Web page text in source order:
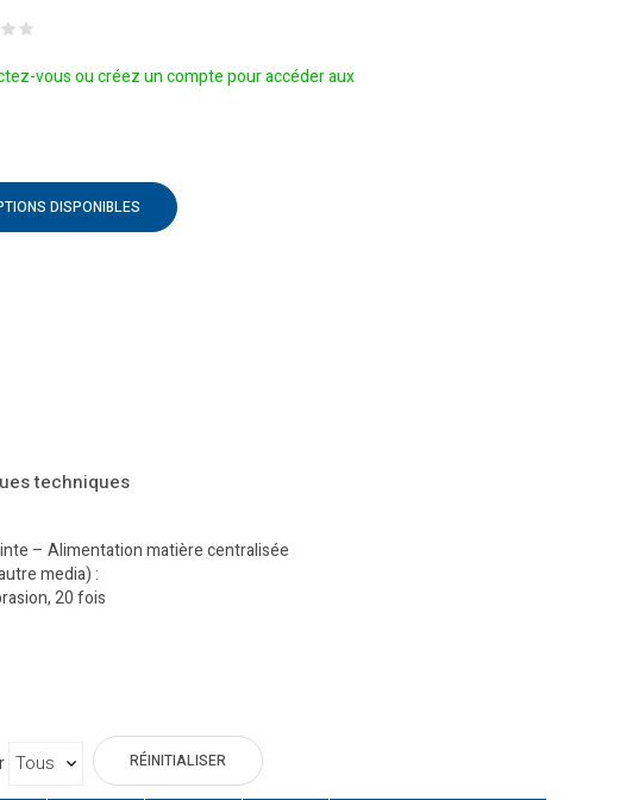
vous ou créez un compte pour accéder aux
DISPONIBLES
techniques
– Alimentation matière centralisée
media) :
20 fois
RÉINITIALISER